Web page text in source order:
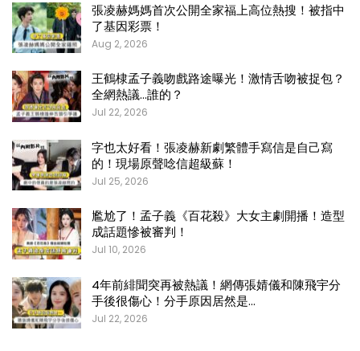
張凌赫媽媽首次公開全家福上高位熱搜！被指中
了基因彩票！
Aug 2, 2026
王鶴棣孟子義吻戲路途曝光！激情舌吻被捉包？
全網熱議…誰的？
Jul 22, 2026
字也太好看！張凌赫新劇繁體手寫信是自己寫
的！現場原聲唸信超級蘇！
Jul 25, 2026
尷尬了！孟子義《百花殺》大女主劇開播！造型
成話題慘被審判！
Jul 10, 2026
4年前緋聞突再被熱議！網傳張婧儀和陳飛宇分
手後很傷心！分手原因居然是…
Jul 22, 2026